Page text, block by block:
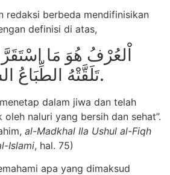
redaksi berbeda mendifinisikan
definisi di atas,
اْلعُرْفُ هُوَ مَا
تَلَقَّتْهُ الطِّبَاعُ السَّلِيْمَةُ بِاْلقَبُوْلِ.
dalam jiwa dan telah
naluri yang bersih dan sehat”.
al-Madkhal Ila Ushul al-Fiqh
Islami, hal. 75)
apa yang dimaksud